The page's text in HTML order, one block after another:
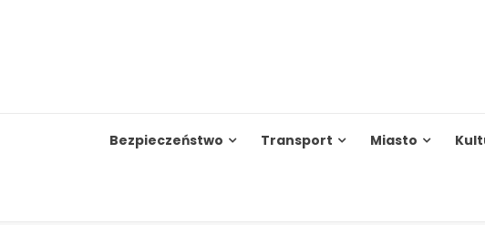
Bezpieczeństwo Transport Miasto